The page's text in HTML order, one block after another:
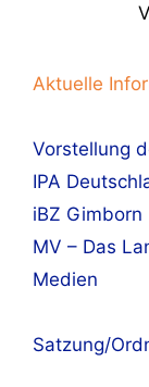
Aktuelle
Vorstellung
IPA
iBZ Gimborn
MV – Das
Medien
Satzung/